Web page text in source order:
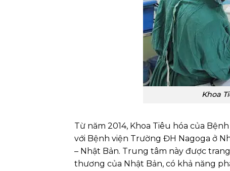
Khoa
Từ năm 2014, Khoa Tiêu hóa của
với Bệnh viện Trường ĐH Nagoga ở
– Nhật Bản. Trung tâm này được
thương của Nhật Bản, có khả năng